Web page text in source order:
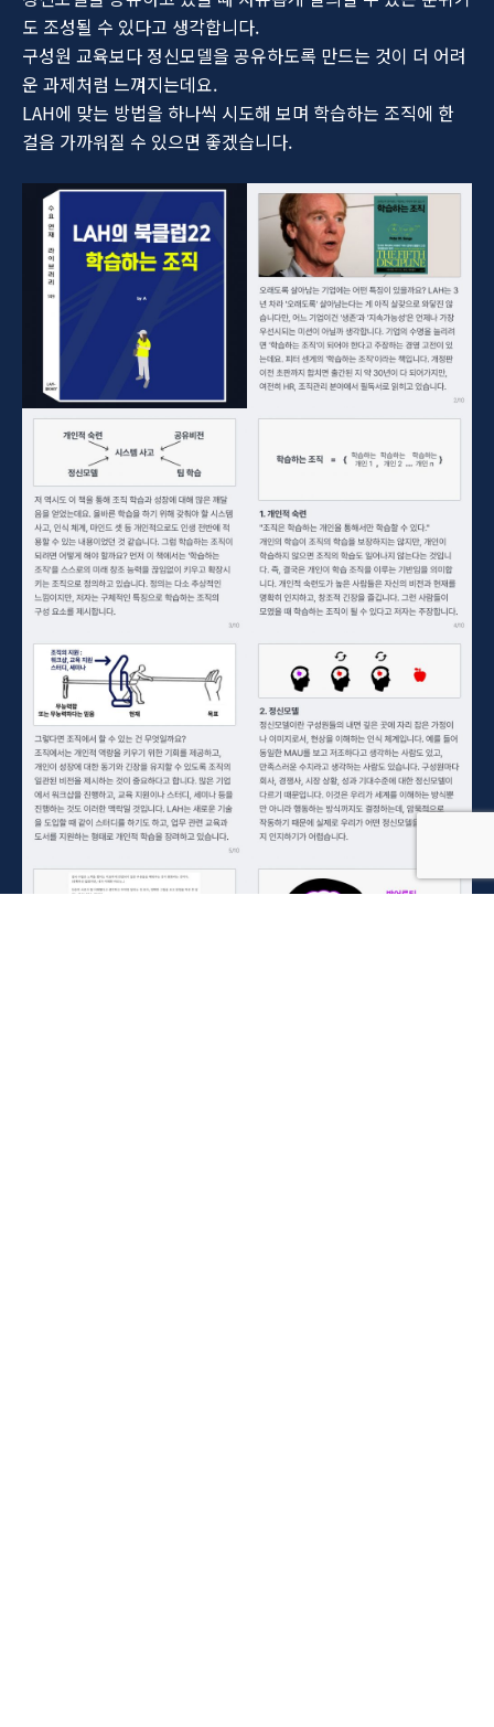
도 조성될 수 있다고 생각합니다.
구성원 교육보다 정신모델을 공유하도록 만드는 것이 더 어려
운 과제처럼 느껴지는데요.
LAH에 맞는 방법을 하나씩 시도해 보며 학습하는 조직에 한
걸음 가까워질 수 있으면 좋겠습니다.